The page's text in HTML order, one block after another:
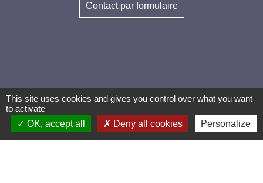
Contact par formulaire
Les labels et
applications
This site uses cookies and gives you control over what you want
to activate
OK, accept all
Deny all cookies Personalize